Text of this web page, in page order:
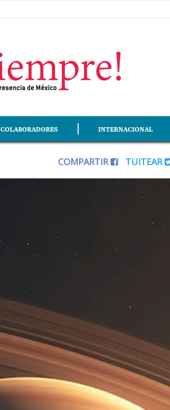
COLABORADORES INTERNACIONAL
COMPARTIR TUITEAR